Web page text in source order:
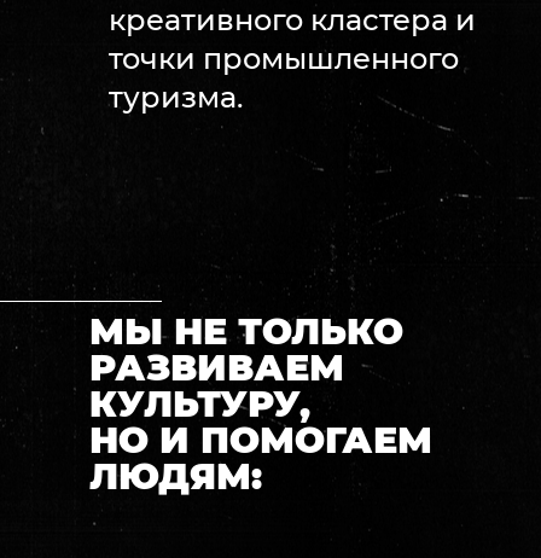
креативного кластера и
точки промышленного
туризма.
МЫ НЕ ТОЛЬКО
РАЗВИВАЕМ
КУЛЬТУРУ,
НО И ПОМОГАЕМ
ЛЮДЯМ: